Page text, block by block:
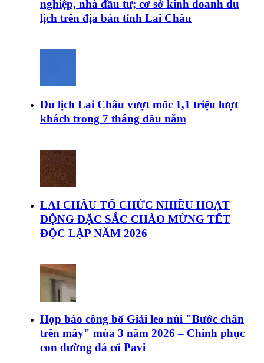
nghiệp, nhà đầu tư; cơ sở kinh doanh du
lịch trên địa bàn tỉnh Lai Châu
Du lịch Lai Châu vượt mốc 1,1 triệu lượt
khách trong 7 tháng đầu năm
LAI CHÂU TỔ CHỨC NHIỀU HOẠT
ĐỘNG ĐẶC SẮC CHÀO MỪNG TẾT
ĐỘC LẬP NĂM 2026
Họp báo công bố Giải leo núi "Bước chân
trên mây" mùa 3 năm 2026 – Chinh phục
con đường đá cổ Pavi